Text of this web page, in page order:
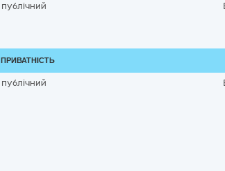
публічний
ПРИВАТНІСТЬ
публічний